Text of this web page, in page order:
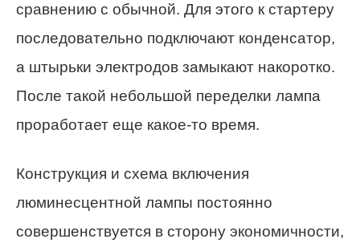
сравнению с обычной. Для этого к стартеру
последовательно подключают конденсатор,
а штырьки электродов замыкают накоротко.
После такой небольшой переделки лампа
проработает еще какое-то время.
Конструкция и схема включения
люминесцентной лампы постоянно
совершенствуется в сторону экономичности,